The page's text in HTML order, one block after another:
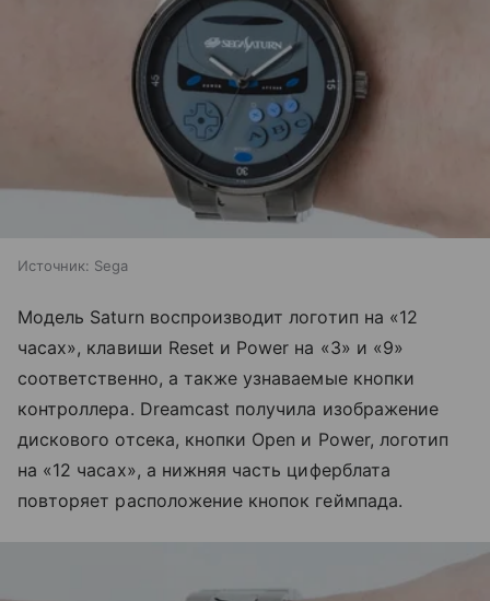
Источник: Sega
Модель Saturn воспроизводит логотип на «12
часах», клавиши Reset и Power на «3» и «9»
соответственно, а также узнаваемые кнопки
контроллера. Dreamcast получила изображение
дискового отсека, кнопки Open и Power, логотип
на «12 часах», а нижняя часть циферблата
повторяет расположение кнопок геймпада.